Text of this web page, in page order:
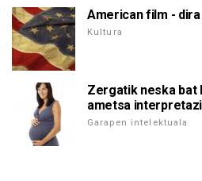
American film -
Kultura
Zergatik neska bat
ametsa
Garapen intelektuala